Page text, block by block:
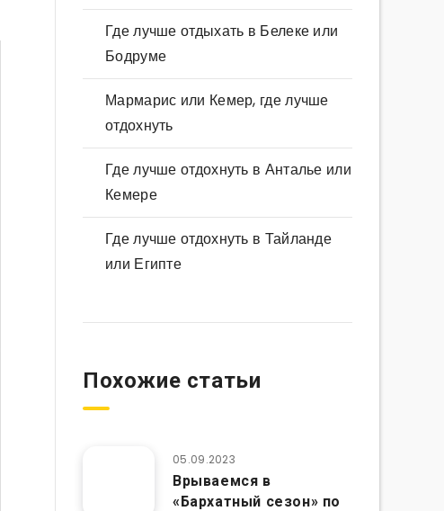
Где лучше отдыхать в Белеке или
Бодруме
Мармарис или Кемер, где лучше
отдохнуть
Где лучше отдохнуть в Анталье или
Кемере
Где лучше отдохнуть в Тайланде
или Египте
Похожие статьи
05.09.2023
Врываемся в
«Бархатный сезон» по